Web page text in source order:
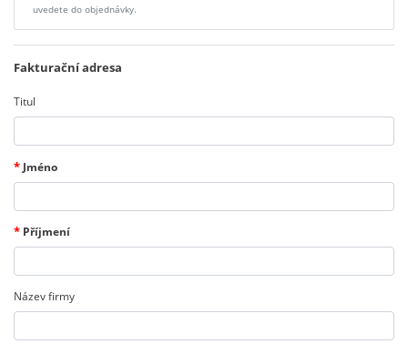
uvedete do objednávky.
Fakturační adresa
Titul
* Jméno
* Příjmení
Název firmy